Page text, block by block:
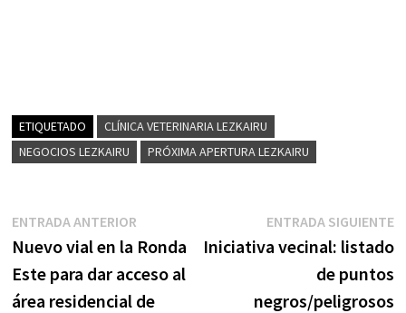
ETIQUETADO
CLÍNICA VETERINARIA LEZKAIRU
NEGOCIOS LEZKAIRU
PRÓXIMA APERTURA LEZKAIRU
Navegación
de
entradas
ENTRADA ANTERIOREntrada
anterior:
Nuevo vial en la Ronda
Este para dar acceso al
área residencial de
ENTRADA SIGUIENTE
Iniciativa vecinal: listado
de puntos
negros/peligrosos